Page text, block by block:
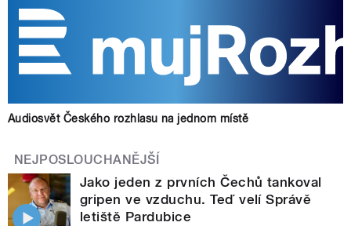
Audiosvět Českého rozhlasu na jednom místě
NEJPOSLOUCHANĚJŠÍ
Jako jeden z prvních Čechů tankoval
gripen ve vzduchu. Teď velí Správě
letiště Pardubice